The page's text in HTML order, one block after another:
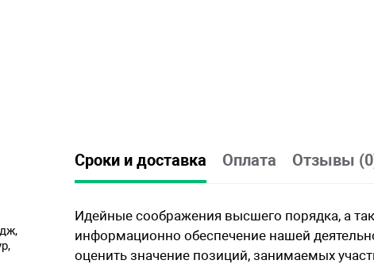
Сроки и доставка Оплата Отзывы
Идейные соображения высшего порядка, а
информационно обеспечение нашей
оценить значение позиций, занимаемых